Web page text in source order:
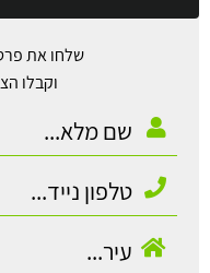
שלחו את
וקבלו